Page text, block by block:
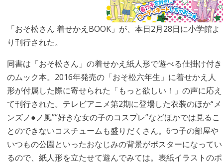
「おそ松さん 着せかえBOOK」が、本日2月28日に小学館よ
り刊行された。
同書は「おそ松さん」の着せかえ紙人形で遊べる仕掛け付き
のムック本。2016年発売の「おそ松六年生」に着せかえ人
形が付属した際に寄せられた「もっと欲しい！」の声に応え
て刊行された。テレビアニメ第2期に登場した衣装のほか“メ
ンズノ●ノ風”“好きな女の子のコスプレ”などほかでは見るこ
とのできないコスチュームも盛りだくさん。6つ子の部屋や
いつもの公園といったおなじみの背景がポスターになってい
るので、紙人形を立たせて遊んでみては。表紙イラストのポ